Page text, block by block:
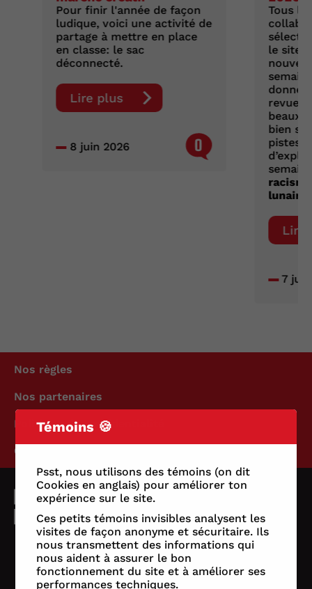
Pour finir l'année de façon
ludique, voici une activité de
partage à mettre en place
en classe: le sac
déconnecté.
Lire plus
8 juin 2026 0
Tous
le site
revue
beaux
bien
pistes
lunaire
Lire
7 juin
Nos règles
Nos partenaires
Politique de confidentialité
Conditions d'utilisation
Témoins 🍪
Psst, nous utilisons des témoins (on dit
Cookies en anglais) pour améliorer ton
expérience sur le site.
Ces petits témoins invisibles analysent les
visites de façon anonyme et sécuritaire. Ils
nous transmettent des informations qui
nous aident à assurer le bon
fonctionnement du site et à améliorer ses
performances techniques.